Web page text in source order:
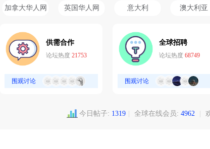
加拿大华人网 英国华人网 意大利 澳大利亚
供需合作
论坛热度 21753
围观讨论
全球招聘
论坛热度 68749
围观讨论
今日帖子: 1319 全球在线会员: 4962